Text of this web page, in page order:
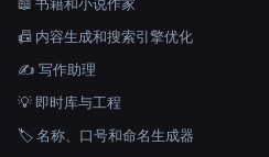
📖 书籍和小说作家
📠 内容生成和搜索引擎优化
✍️ 写作助理
💡 即时库与工程
🏷️ 名称、口号和命名生成器